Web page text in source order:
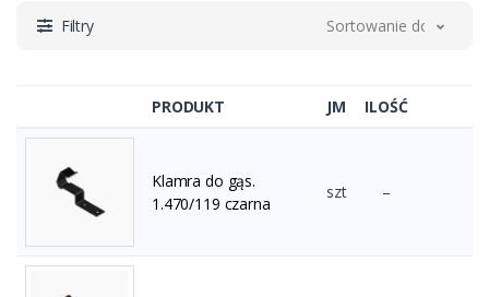
Filtry Sortowanie domyślne
PRODUKT JM ILOŚĆ
Klamra do gąs.
1.470/119 czarna
szt –